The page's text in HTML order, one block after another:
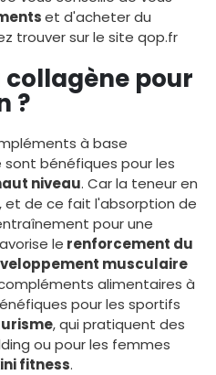
et d'acheter du
trouver sur le site qop.fr
pour
?
à base
bénéfiques pour les
niveau. Car la teneur en
de ce fait l'absorption de
pour une
le renforcement du
musculaire
alimentaires à
pour les sportifs
, qui pratiquent des
ou pour les femmes
fitness.